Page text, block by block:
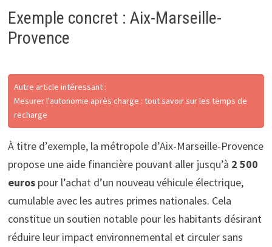
Exemple concret : Aix-Marseille-
Provence
Autre article intéressant :
Mesurer l'autonomie après charge : tout savoir sur les temps de
recharge
À titre d’exemple, la métropole d’Aix-Marseille-Provence
propose une aide financière pouvant aller jusqu’à 2 500
eurospour l’achat d’un nouveau véhicule électrique,
cumulable avec les autres primes nationales. Cela
constitue un soutien notable pour les habitants désirant
réduire leur impact environnemental et circuler sans